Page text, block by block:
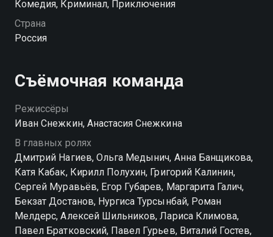
герои не знают, что их догоняют экс-полицейский и
его попутчица, головорезы бывшей подельницы
Кекчупа и сам виновник аварии, который вышел из
Комедия, Криминал, Приключения
Страна
Россия
Съёмочная команда
Режиссёры
Иван Снежкин, Анастасия Снежкина
В главных ролях
Дмитрий Нагиев, Ольга Медынич, Анна Банщикова,
Катя Кабак, Кирилл Полухин, Григорий Калинин,
Сергей Муравьёв, Егор Губарев, Маргарита Галич,
Бекзат Достанов, Нургиса Турсынбай, Роман
Мелдерс, Алексей Шильников, Лариса Климова,
Павел Братковский, Павел Гурьев, Виталий Гостев,